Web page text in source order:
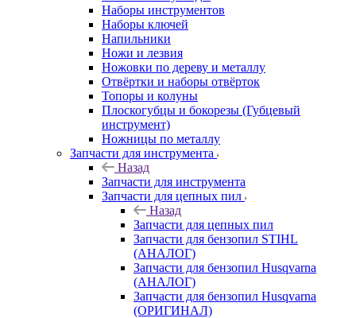
Наборы инструментов
Наборы ключей
Напильники
Ножи и лезвия
Ножовки по дереву и металлу
Отвёртки и наборы отвёрток
Топоры и колуны
Плоскогубцы и бокорезы (Губцевый
инструмент)
Ножницы по металлу
Запчасти для инструмента
Назад
Запчасти для инструмента
Запчасти для цепных пил
Назад
Запчасти для цепных пил
Запчасти для бензопил STIHL
(АНАЛОГ)
Запчасти для бензопил Husqvarna
(АНАЛОГ)
Запчасти для бензопил Husqvarna
(ОРИГИНАЛ)